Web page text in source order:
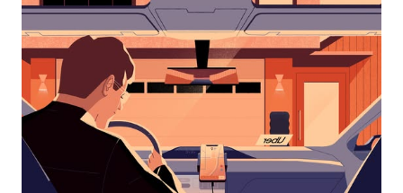
seçmek
aşağı
ok
tuşuna
basın.
Takvimi
kapatmak
için
escape
tuşuna
basın.